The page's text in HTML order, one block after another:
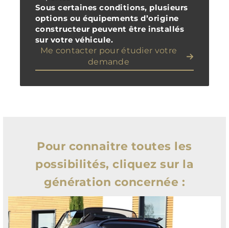
Sous certaines conditions, plusieurs
options ou équipements d’origine
constructeur peuvent être installés
sur votre véhicule.
Me contacter pour étudier votre
demande
Pour connaitre toutes les
possibilités, cliquez sur la
génération concernée :